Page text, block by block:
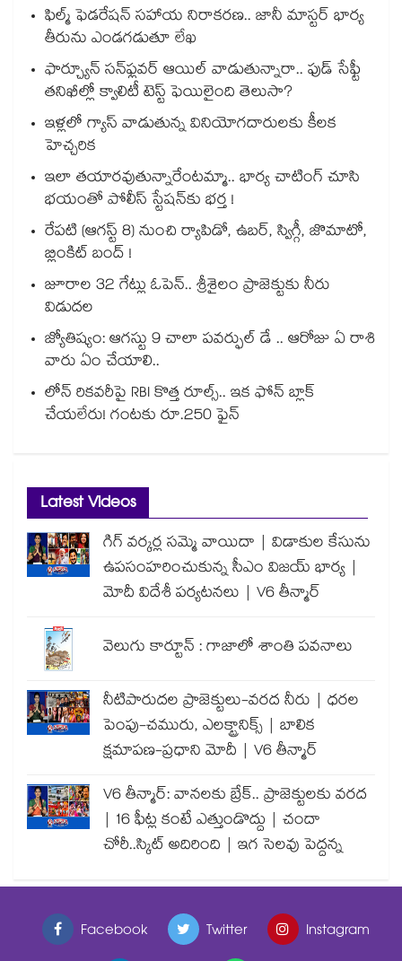
ఫిల్మ్ ఫెడరేషన్ సహాయ నిరాకరణ.. జానీ మాస్టర్ భార్య
తీరును ఎండగడుతూ లేఖ
ఫార్చ్యూన్ సన్‌ఫ్లవర్ ఆయిల్ వాడుతున్నారా.. ఫుడ్ సేఫ్టీ
తనిఖీల్లో క్వాలిటీ టెస్ట్ ఫెయిలైంది తెలుసా?
ఇళ్లలో గ్యాస్ వాడుతున్న వినియోగదారులకు కీలక
హెచ్చరిక
ఇలా తయారవుతున్నారేంటమ్మా.. భార్య చాటింగ్ చూసి
భయంతో పోలీస్ స్టేషన్⁫కు భర్త !
రేపటి (ఆగస్ట్ 8) నుంచి ర్యాపిడో, ఉబర్, స్విగ్గీ, జొమాటో,
బ్లింకిట్ బంద్ !
జూరాల 32 గేట్లు ఓపెన్.. శ్రీశైలం ప్రాజెక్టుకు నీరు
విడుదల
జ్యోతిష్యం: ఆగస్టు 9 చాలా పవర్ఫుల్ డే .. ఆరోజు ఏ రాశి
వారు ఏం చేయాలి..
లోన్ రికవరీపై RBI కొత్త రూల్స్.. ఇక ఫోన్ బ్లాక్
చేయలేరు! గంటకు రూ.250 ఫైన్
Latest Videos
గిగ్ వర్కర్ల సమ్మె వాయిదా | విడాకుల కేసును
ఉపసంహరించుకున్న సీఎం విజయ్ భార్య |
మోదీ విదేశీ పర్యటనలు | V6 తీన్మార్
వెలుగు కార్టూన్ : గాజాలో శాంతి పవనాలు
నీటిపారుదల ప్రాజెక్టులు-వరద నీరు | ధరల
పెంపు-చమురు, ఎలక్ట్రానిక్స్ | బాలిక
క్షమాపణ-ప్రధాని మోదీ | V6 తీన్మార్
V6 తీన్మార్: వానలకు బ్రేక్.. ప్రాజెక్టులకు వరద
| 16 ఫీట్ల కంటే ఎత్తుండొద్దు | చందా
చోరీ..స్కిట్ అదిరింది | ఇగ సెలవు పెద్దన్న
Facebook Twitter Instagram